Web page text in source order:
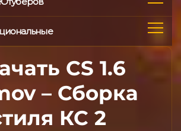
CS 1.6
– Сборка
КС 2